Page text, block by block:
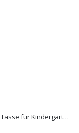
Abschiedsgeschenk Danke Tasse für Kindergarten, Hort